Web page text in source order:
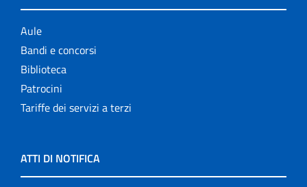
Aule
Bandi e concorsi
Biblioteca
Patrocini
Tariffe dei servizi a terzi
ATTI DI NOTIFICA